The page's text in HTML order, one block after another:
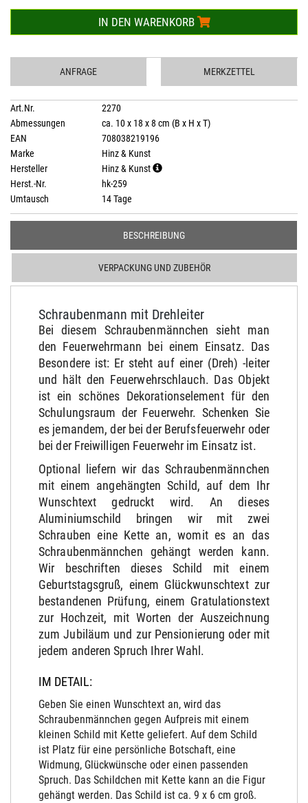
IN DEN WARENKORB
ANFRAGE MERKZETTEL
Art.Nr.
2270
Abmessungen
ca. 10 x 18 x 8 cm (B x H x T)
EAN
708038219196
Marke
Hinz & Kunst
Hersteller
Hinz & Kunst
Herst.-Nr.
hk-259
Umtausch
14 Tage
BESCHREIBUNG
VERPACKUNG UND ZUBEHÖR
Schraubenmann mit Drehleiter
Bei diesem Schraubenmännchen sieht man
den Feuerwehrmann bei einem Einsatz. Das
Besondere ist: Er steht auf einer (Dreh) -leiter
und hält den Feuerwehrschlauch. Das Objekt
ist ein schönes Dekorationselement für den
Schulungsraum der Feuerwehr. Schenken Sie
es jemandem, der bei der Berufsfeuerwehr oder
bei der Freiwilligen Feuerwehr im Einsatz ist.
Optional liefern wir das Schraubenmännchen
mit einem angehängten Schild, auf dem Ihr
Wunschtext gedruckt wird. An dieses
Aluminiumschild bringen wir mit zwei
Schrauben eine Kette an, womit es an das
Schraubenmännchen gehängt werden kann.
Wir beschriften dieses Schild mit einem
Geburtstagsgruß, einem Glückwunschtext zur
bestandenen Prüfung, einem Gratulationstext
zur Hochzeit, mit Worten der Auszeichnung
zum Jubiläum und zur Pensionierung oder mit
jedem anderen Spruch Ihrer Wahl.
IM DETAIL:
Geben Sie einen Wunschtext an, wird das
Schraubenmännchen gegen Aufpreis mit einem
kleinen Schild mit Kette geliefert. Auf dem Schild
ist Platz für eine persönliche Botschaft, eine
Widmung, Glückwünsche oder einen passenden
Spruch. Das Schildchen mit Kette kann an die Figur
gehängt werden. Das Schild ist ca. 9 x 6 cm groß.